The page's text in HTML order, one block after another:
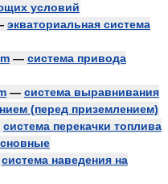
условий
экваториальная система
— система привода
— система выравнивания
(перед приземлением)
система перекачки топлива
система наведения на